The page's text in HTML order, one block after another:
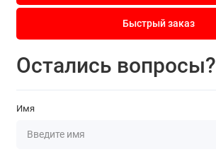
Быстрый заказ
Остались вопросы?
Имя